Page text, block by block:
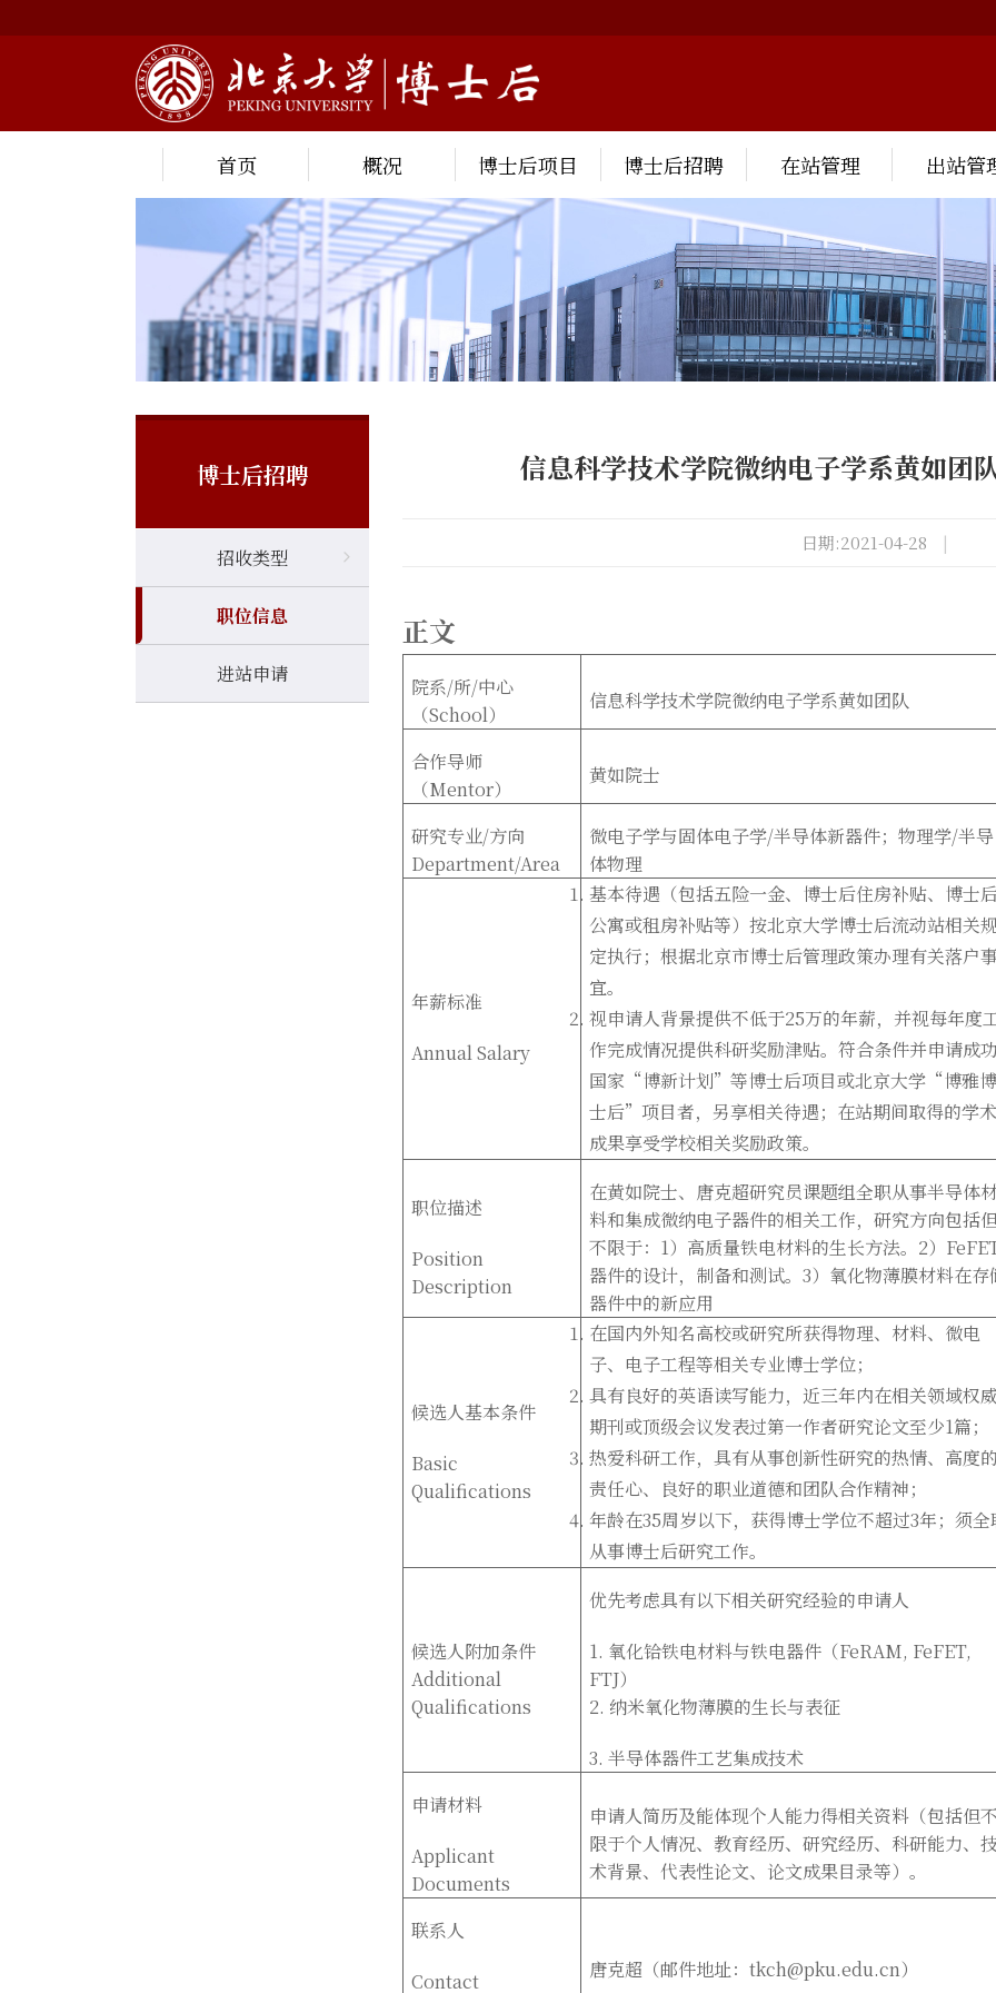
首页 概况 博士后项目 博士后招聘 在站管理 出站管
博士后招聘
招收类型
职位信息
进站申请
信息科学技术学院微纳电子学系黄如团
日期:2021-04-28 |
正文
院系/所/中心
（School）
信息科学技术学院微纳电子学系黄如团队
合作导师
（Mentor）
黄如院士
研究专业/方向
Department/Area
微电子学与固体电子学/半导体新器件；物理学/半导
体物理
年薪标准
Annual Salary
基本待遇（包括五险一金、博士后住房补贴、博士
公寓或租房补贴等）按北京大学博士后流动站相关规
定执行；根据北京市博士后管理政策办理有关落户
宜。
视申请人背景提供不低于25万的年薪，并视每年度
作完成情况提供科研奖励津贴。符合条件并申请成功
国家“博新计划”等博士后项目或北京大学“博雅博
士后”项目者，另享相关待遇；在站期间取得的学术
成果享受学校相关奖励政策。
职位描述
Position
Description
在黄如院士、唐克超研究员课题组全职从事半导体
料和集成微纳电子器件的相关工作，研究方向包括
不限于：1）高质量铁电材料的生长方法。2）
器件的设计，制备和测试。3）氧化物薄膜材料在存
器件中的新应用
候选人基本条件
Basic
Qualifications
在国内外知名高校或研究所获得物理、材料、微电
子、电子工程等相关专业博士学位；
具有良好的英语读写能力，近三年内在相关领域权威
期刊或顶级会议发表过第一作者研究论文至少1篇；
热爱科研工作，具有从事创新性研究的热情、高度的
责任心、良好的职业道德和团队合作精神；
年龄在35周岁以下，获得博士学位不超过3年；须全
从事博士后研究工作。
候选人附加条件
Additional
Qualifications
优先考虑具有以下相关研究经验的申请人
1. 氧化铪铁电材料与铁电器件（FeRAM, FeFET,
FTJ）
2. 纳米氧化物薄膜的生长与表征
3. 半导体器件工艺集成技术
申请材料
Applicant
Documents
申请人简历及能体现个人能力得相关资料（包括但不
限于个人情况、教育经历、研究经历、科研能力、
术背景、代表性论文、论文成果目录等）。
联系人
Contact
唐克超（邮件地址：tkch@pku.edu.cn）